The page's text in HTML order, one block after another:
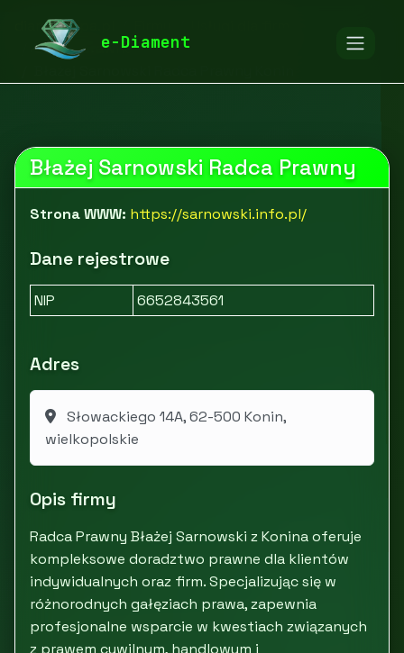
e-Diament
diamentspa.pl
Usługi prawne
Błażej Sarnowski Radca Prawny
Strona WWW: https://sarnowski.info.pl/
Dane rejestrowe
NIP 6652843561
Adres
Słowackiego 14A, 62-500 Konin,
wielkopolskie
Opis firmy
Radca Prawny Błażej Sarnowski z Konina oferuje
kompleksowe doradztwo prawne dla klientów
indywidualnych oraz firm. Specjalizując się w
różnorodnych gałęziach prawa, zapewnia
profesjonalne wsparcie w kwestiach związanych
z prawem cywilnym, handlowym i